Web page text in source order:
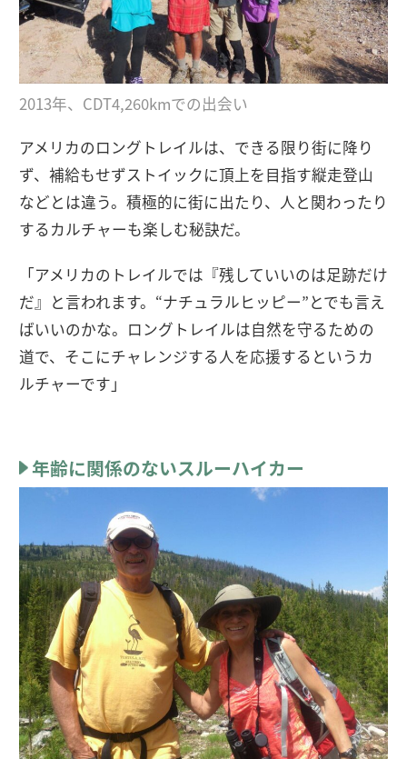
2013年、CDT4,260kmでの出会い
アメリカのロングトレイルは、できる限り街に降り
ず、補給もせずストイックに頂上を目指す縦走登山
などとは違う。積極的に街に出たり、人と関わったり
するカルチャーも楽しむ秘訣だ。
「アメリカのトレイルでは『残していいのは足跡だけ
だ』と言われます。“ナチュラルヒッピー”とでも言え
ばいいのかな。ロングトレイルは自然を守るための
道で、そこにチャレンジする人を応援するというカ
ルチャーです」
年齢に関係のないスルーハイカー